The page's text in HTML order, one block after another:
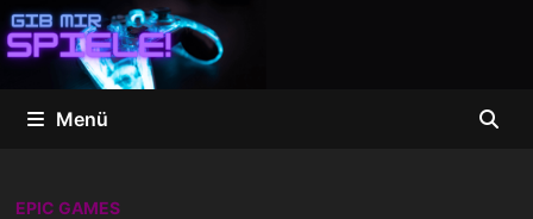
Zum
Inhalt
springen
Menü
EPIC GAMES